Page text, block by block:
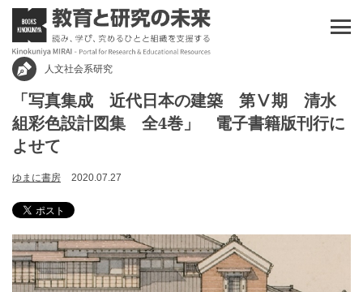
人文社会系研究
「写真集成 近代日本の建築 第Ⅴ期 清水
組彩色設計図集 全4巻」 電子書籍版刊行に
よせて
ゆまに書房 2020.07.27